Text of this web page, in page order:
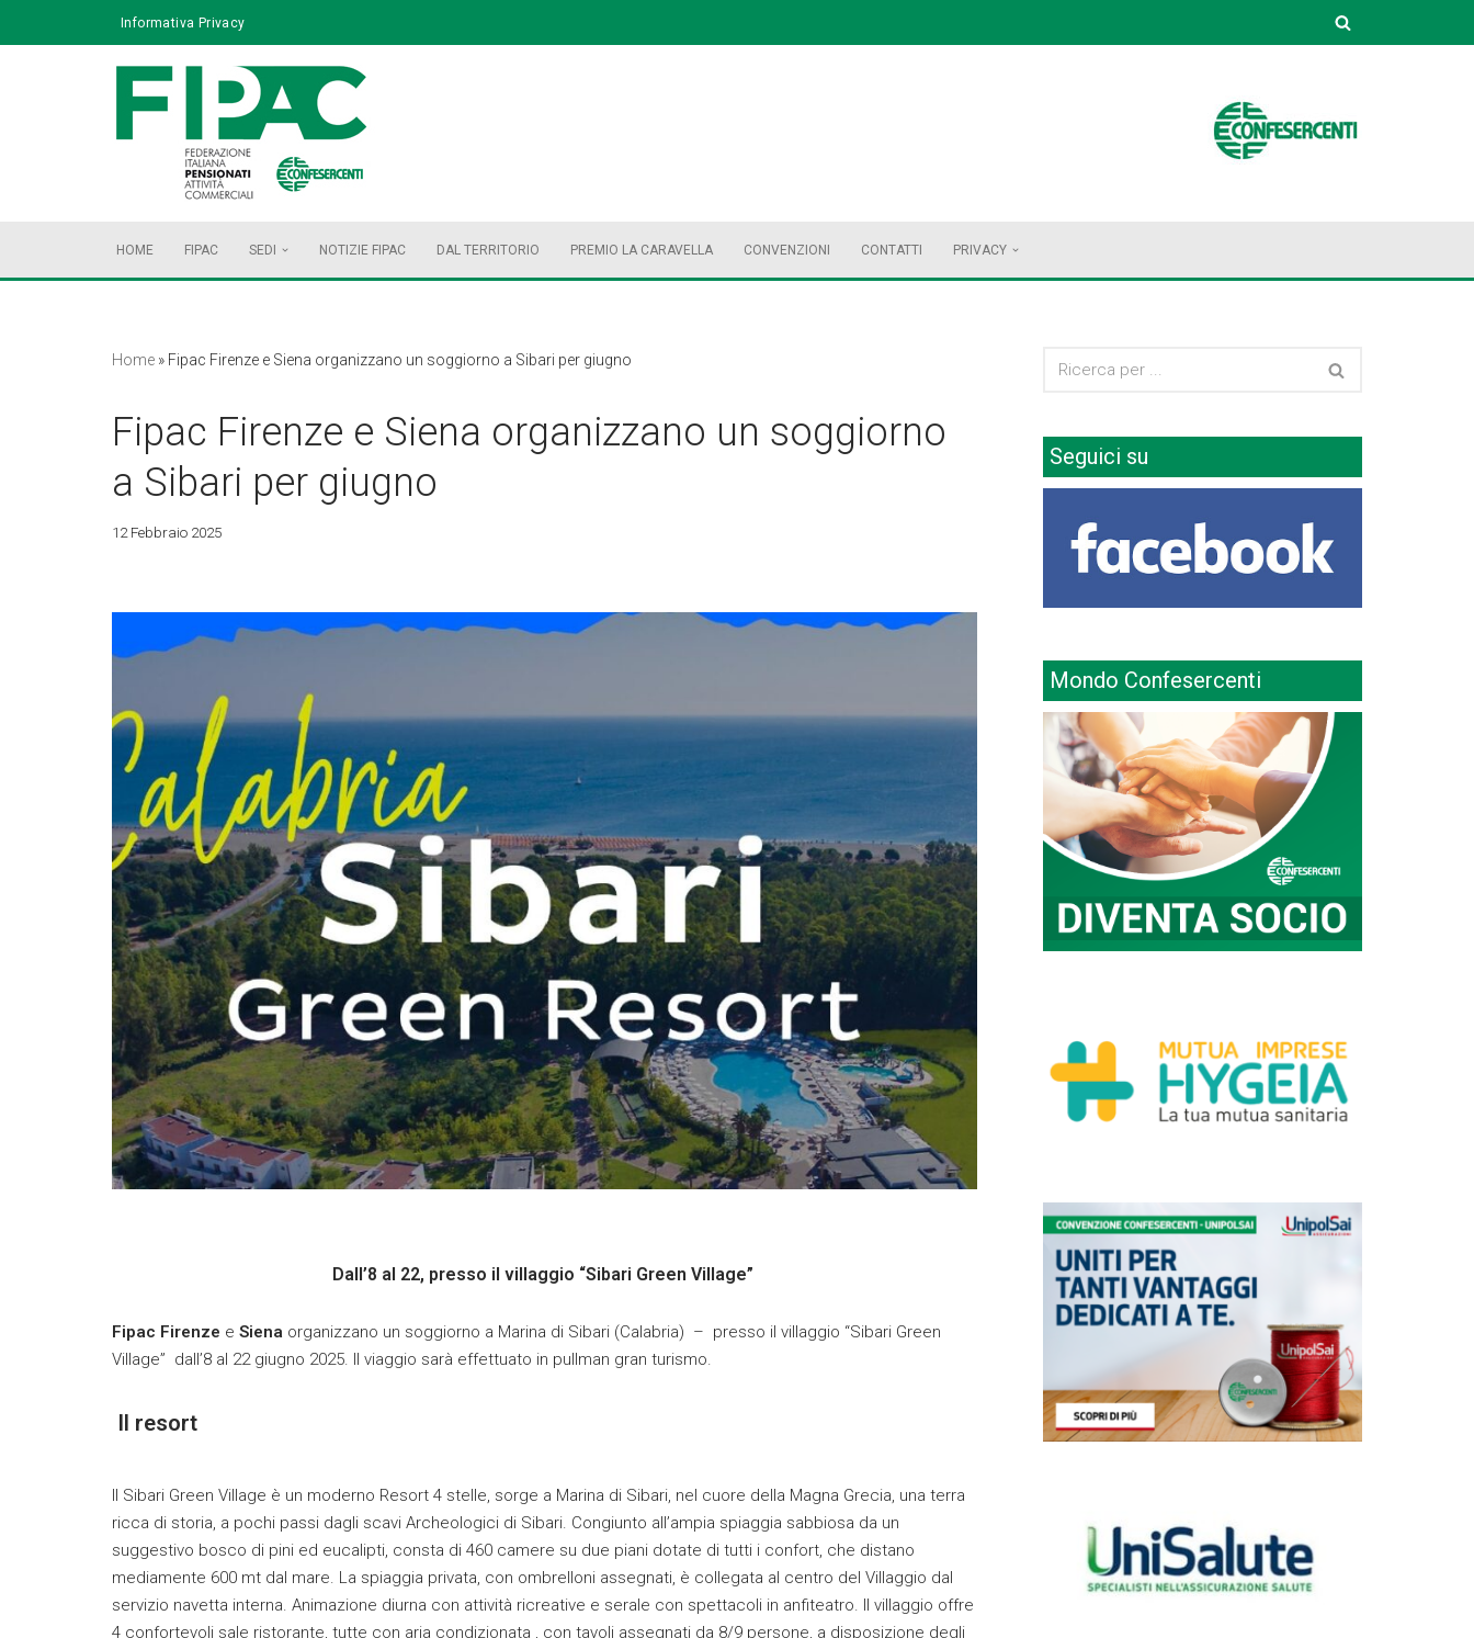
Informativa Privacy
HOME FIPAC SEDI NOTIZIE FIPAC DAL TERRITORIO PREMIO LA CARAVELLA CONVENZIONI CONTATTI PRIVACY
Home » Fipac Firenze e Siena organizzano un soggiorno a Sibari per giugno
Fipac Firenze e Siena organizzano un soggiorno
a Sibari per giugno
12 Febbraio 2025
Dall’8 al 22, presso il villaggio “Sibari Green Village”
Fipac Firenze e Siena organizzano un soggiorno a Marina di Sibari (Calabria) – presso il villaggio “Sibari Green
Village” dall’8 al 22 giugno 2025. Il viaggio sarà effettuato in pullman gran turismo.
Il resort
Il Sibari Green Village è un moderno Resort 4 stelle, sorge a Marina di Sibari, nel cuore della Magna Grecia, una terra
ricca di storia, a pochi passi dagli scavi Archeologici di Sibari. Congiunto all’ampia spiaggia sabbiosa da un
suggestivo bosco di pini ed eucalipti, consta di 460 camere su due piani dotate di tutti i confort, che distano
mediamente 600 mt dal mare. La spiaggia privata, con ombrelloni assegnati, è collegata al centro del Villaggio dal
servizio navetta interna. Animazione diurna con attività ricreative e serale con spettacoli in anfiteatro. Il villaggio offre
4 confortevoli sale ristorante, tutte con aria condizionata , con tavoli assegnati da 8/9 persone, a disposizione degli
Seguici su
Mondo Confesercenti